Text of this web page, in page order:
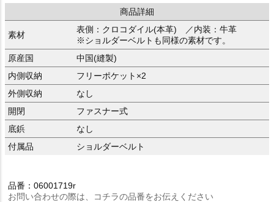
商品詳細
素材
表側：クロコダイル(本革) ／内装：牛革
※ショルダーベルトも同様の素材です。
原産国
中国(縫製)
内側収納
フリーポケット×2
外側収納
なし
開閉
ファスナー式
底鋲
なし
付属品
ショルダーベルト
品番：06001719r
お問い合わせの際は、コチラの品番をお伝えください